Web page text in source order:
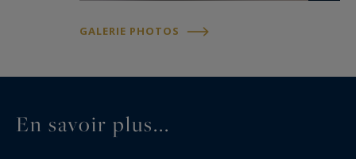
GALERIE PHOTOS
En savoir plus...